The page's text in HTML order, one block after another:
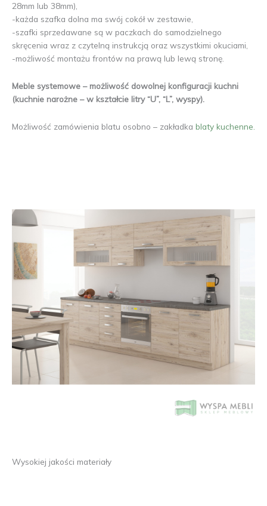
28mm lub 38mm),
-każda szafka dolna ma swój cokół w zestawie,
-szafki sprzedawane są w paczkach do samodzielnego
skręcenia wraz z czytelną instrukcją oraz wszystkimi okuciami,
-możliwość montażu frontów na prawą lub lewą stronę.
Meble systemowe – możliwość dowolnej konfiguracji kuchni
(kuchnie narożne – w kształcie litry “U”, “L”, wyspy).
Możliwość zamówienia blatu osobno – zakładka blaty kuchenne.
Wysokiej jakości materiały